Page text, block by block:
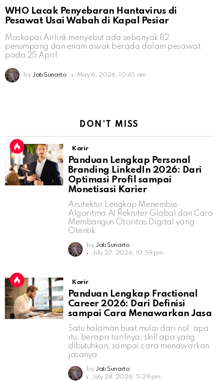
WHO Lacak Penyebaran Hantavirus di
Pesawat Usai Wabah di Kapal Pesiar
Maskapai Airlink menyebut ada sebanyak 82
penumpang dan enam awak berada dalam pesawat
pada 25 April
by Jati Sunarto May 6, 2026, 10:45 am
DON'T MISS
Karir
Panduan Lengkap Personal
Branding LinkedIn 2026: Dari
Optimasi Profil sampai
Monetisasi Karier
Arsitektur Lengkap Menembus
Algoritma AI Rekruter Global dan Cara
Membangun Otoritas Digital yang
Otentik
by Jati Sunarto
July 27, 2026, 10:59 pm
Karir
Panduan Lengkap Fractional
Career 2026: Dari Definisi
sampai Cara Menawarkan Jasa
Satu halaman buat mulai dari nol: apa
itu, berapa tarifnya, skill apa yang
dibutuhkan, sampai cara menawarkan
jasanya.
by Jati Sunarto
July 24, 2026, 5:29 pm